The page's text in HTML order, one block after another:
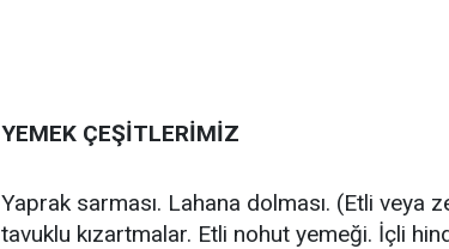
YEMEK ÇEŞİTLERİMİZ
Yaprak sarması. Lahana dolması. (Etli veya
tavuklu kızartmalar. Etli nohut yemeği. İçli